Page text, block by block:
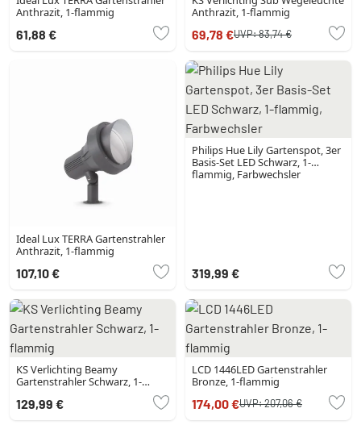
Anthrazit, 1-flammig
61,88 €
Anthrazit, 1-flammig
69,78 €UVP:83,74 €
Ideal Lux TERRA Gartenstrahler
Anthrazit, 1-flammig
107,10 €
Philips Hue Lily Gartenspot, 3er
Basis-Set LED Schwarz, 1-
flammig, Farbwechsler
319,99 €
KS Verlichting Beamy
Gartenstrahler Schwarz, 1-
129,99 €
LCD 1446LED Gartenstrahler
Bronze, 1-flammig
174,00 €UVP:207,06 €